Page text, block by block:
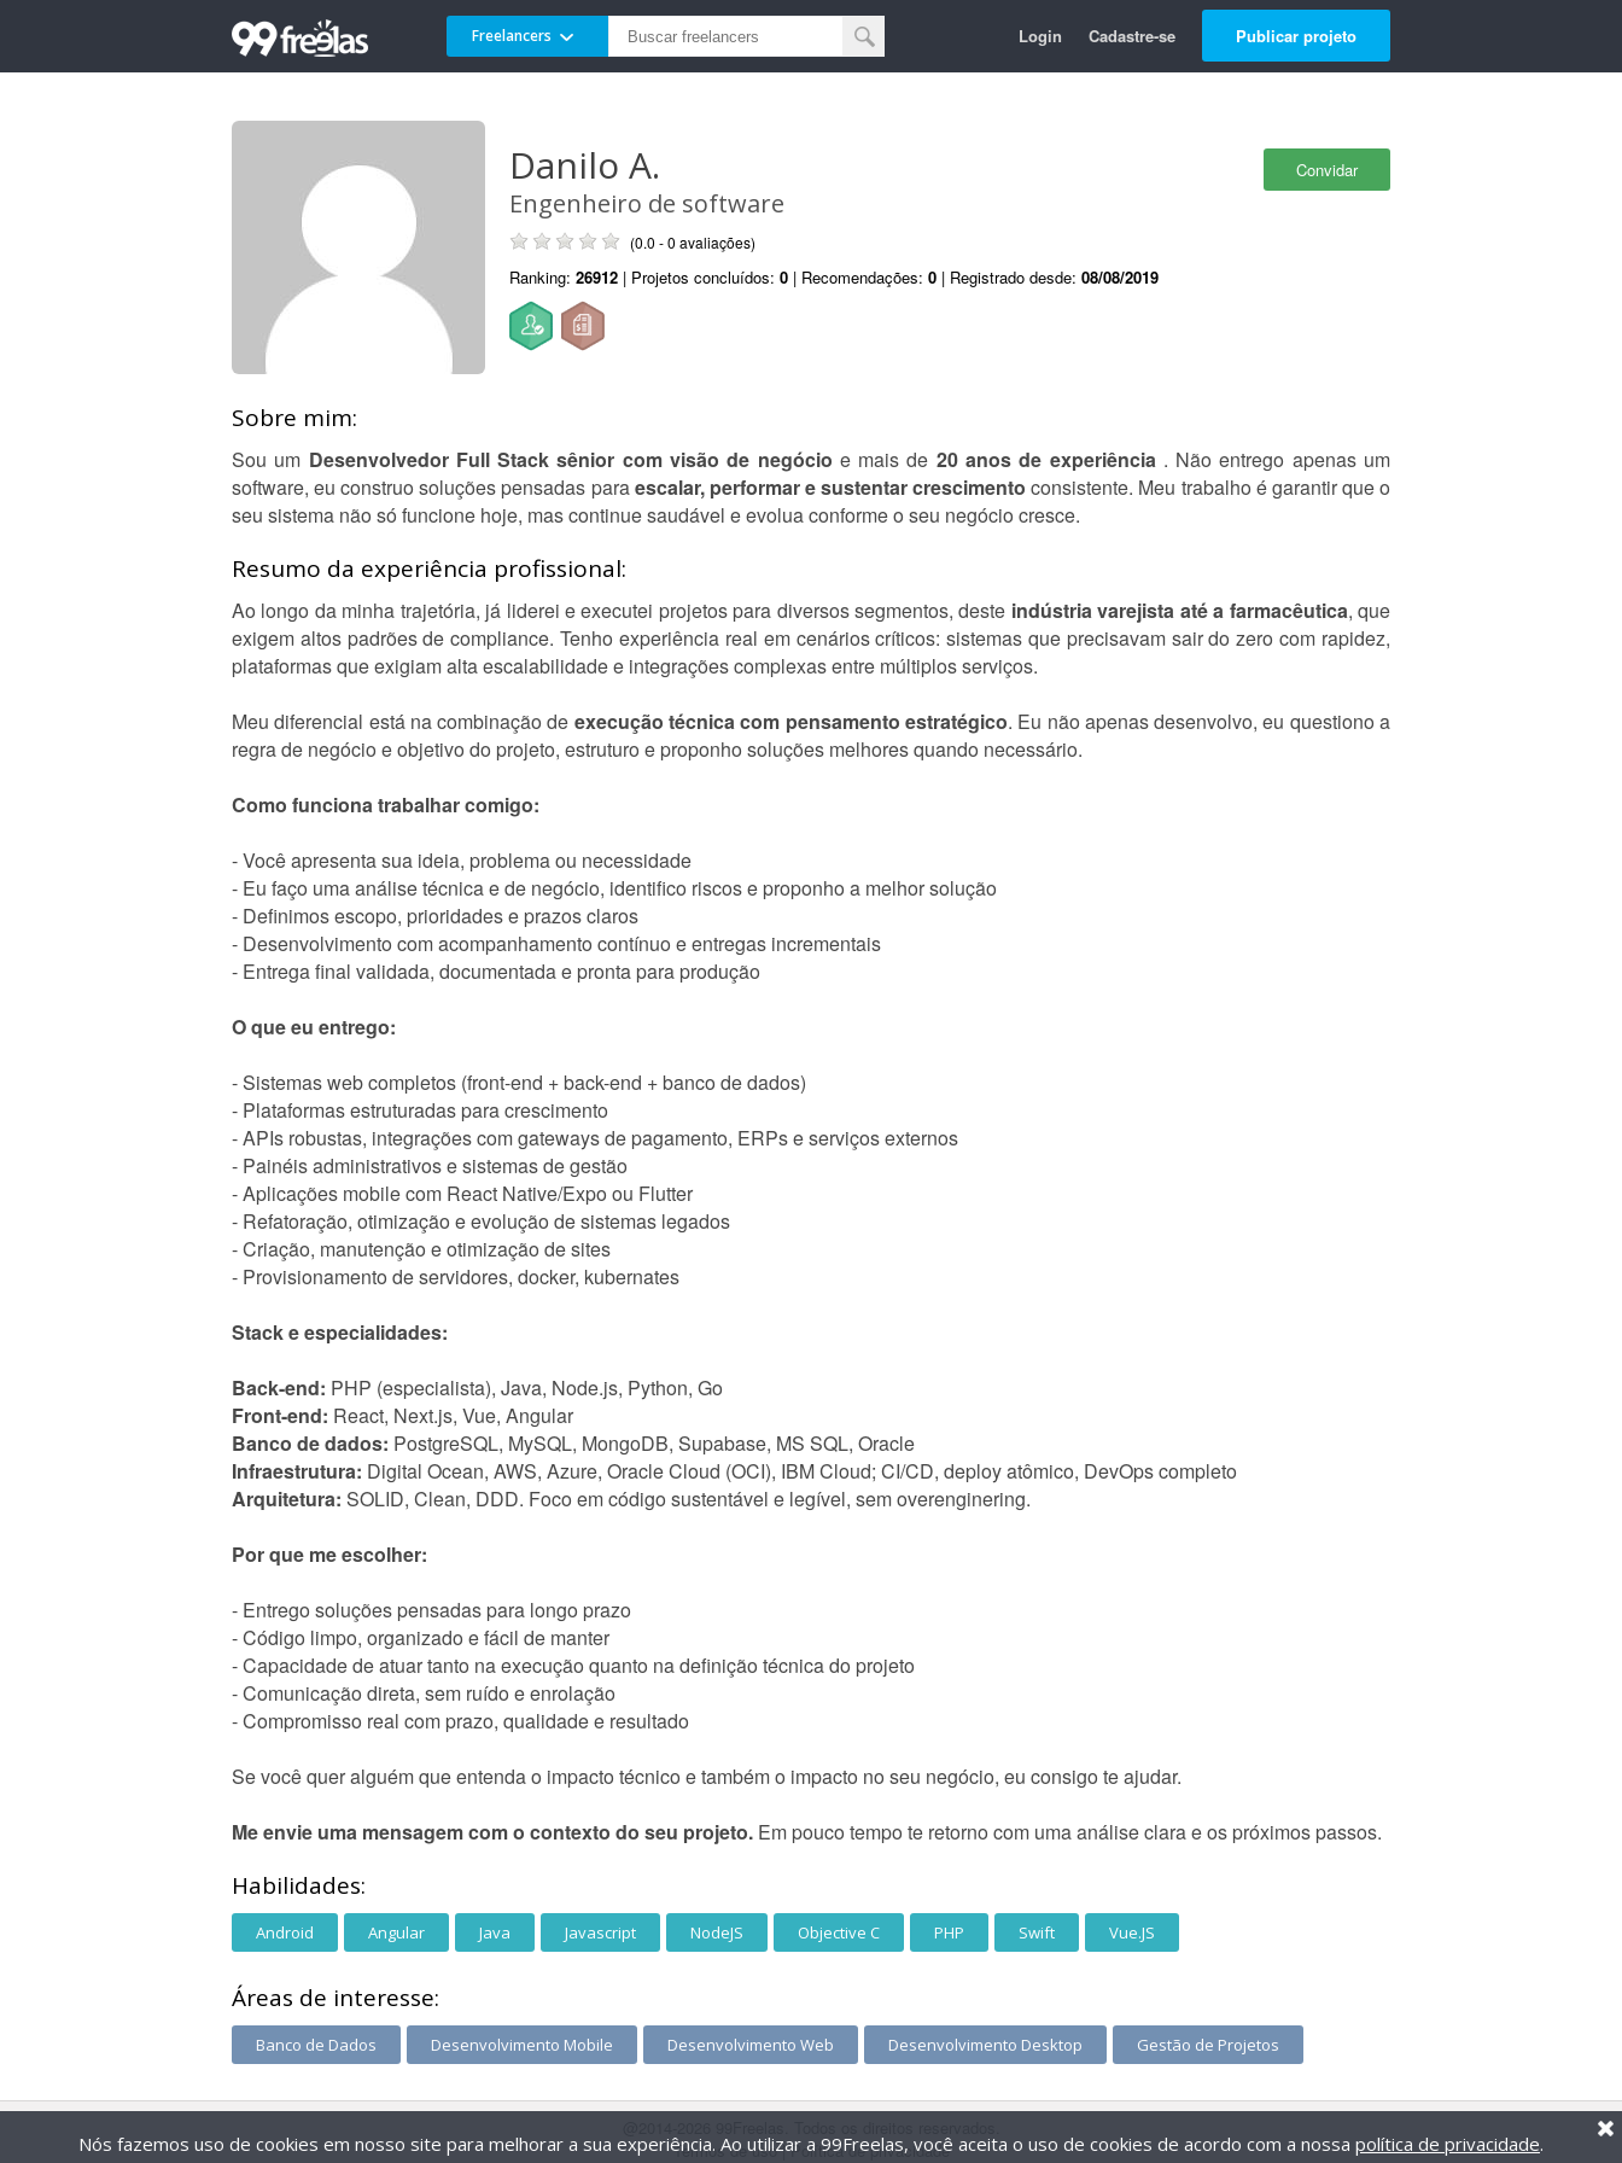
Freelancers Login Cadastre-se Publicar projeto
Convidar
Danilo A.
Engenheiro de software
(0.0 - 0 avaliações)
Ranking: 26912 | Projetos concluídos: 0 | Recomendações: 0 | Registrado desde: 08/08/2019
Sobre mim:
Sou um Desenvolvedor Full Stack sênior com visão de negócio e mais de 20 anos de experiência. Não entrego apenas um
software, eu construo soluções pensadas paraescalar, performar e sustentar crescimento consistente. Meu trabalho é garantir que o
seu sistema não só funcione hoje, mas continue saudável e evolua conforme o seu negócio cresce.
Resumo da experiência profissional:
Ao longo da minha trajetória, já liderei e executei projetos para diversos segmentos, deste indústria varejista até a farmacêutica, que
exigem altos padrões de compliance. Tenho experiência real em cenários críticos: sistemas que precisavam sair do zero com rapidez,
plataformas que exigiam alta escalabilidade e integrações complexas entre múltiplos serviços.
Meu diferencial está na combinação de execução técnica com pensamento estratégico. Eu não apenas desenvolvo, eu questiono a
regra de negócio e objetivo do projeto, estruturo e proponho soluções melhores quando necessário.
Como funciona trabalhar comigo:
- Você apresenta sua ideia, problema ou necessidade
- Eu faço uma análise técnica e de negócio, identifico riscos e proponho a melhor solução
- Definimos escopo, prioridades e prazos claros
- Desenvolvimento com acompanhamento contínuo e entregas incrementais
- Entrega final validada, documentada e pronta para produção
O que eu entrego:
- Sistemas web completos (front-end + back-end + banco de dados)
- Plataformas estruturadas para crescimento
- APIs robustas, integrações com gateways de pagamento, ERPs e serviços externos
- Painéis administrativos e sistemas de gestão
- Aplicações mobile com React Native/Expo ou Flutter
- Refatoração, otimização e evolução de sistemas legados
- Criação, manutenção e otimização de sites
- Provisionamento de servidores, docker, kubernates
Stack e especialidades:
Back-end: PHP (especialista), Java, Node.js, Python, Go
Front-end: React, Next.js, Vue, Angular
Banco de dados: PostgreSQL, MySQL, MongoDB, Supabase, MS SQL, Oracle
Infraestrutura: Digital Ocean, AWS, Azure, Oracle Cloud (OCI), IBM Cloud; CI/CD, deploy atômico, DevOps completo
Arquitetura: SOLID, Clean, DDD. Foco em código sustentável e legível, sem overenginering.
Por que me escolher:
- Entrego soluções pensadas para longo prazo
- Código limpo, organizado e fácil de manter
- Capacidade de atuar tanto na execução quanto na definição técnica do projeto
- Comunicação direta, sem ruído e enrolação
- Compromisso real com prazo, qualidade e resultado
Se você quer alguém que entenda o impacto técnico e também o impacto no seu negócio, eu consigo te ajudar.
Me envie uma mensagem com o contexto do seu projeto. Em pouco tempo te retorno com uma análise clara e os próximos passos.
Habilidades:
Android Angular Java Javascript NodeJS Objective C PHP Swift Vue.JS
Áreas de interesse:
Banco de Dados Desenvolvimento Mobile Desenvolvimento Web Desenvolvimento Desktop Gestão de Projetos
Termos de uso|Política de privacidade
Nós fazemos uso de cookies em nosso site para melhorar a sua experiência. Ao utilizar a 99Freelas, você aceita o uso de cookies de acordo com a nossa política de privacidade.